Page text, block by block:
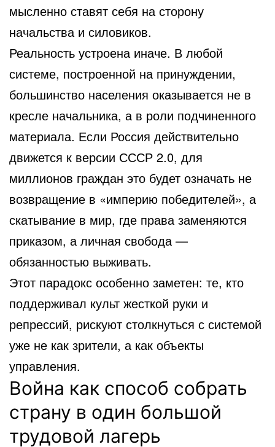
мысленно ставят себя на сторону
начальства и силовиков.
Реальность устроена иначе. В любой
системе, построенной на принуждении,
большинство населения оказывается не в
кресле начальника, а в роли подчиненного
материала. Если Россия действительно
движется к версии СССР 2.0, для
миллионов граждан это будет означать не
возвращение в «империю победителей», а
скатывание в мир, где права заменяются
приказом, а личная свобода —
обязанностью выживать.
Этот парадокс особенно заметен: те, кто
поддерживал культ жесткой руки и
репрессий, рискуют столкнуться с системой
уже не как зрители, а как объекты
управления.
Война как способ собрать
страну в один большой
трудовой лагерь